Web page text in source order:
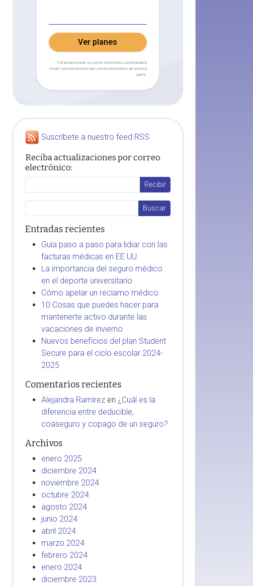
Ver planes
† Al proporcionar su correo electrónico, usted acepta
recibir comunicaciones por correo electrónico de nuestra
parte.
Suscríbete a nuestro feed RSS
Reciba actualizaciones por correo
electrónico:
Entradas recientes
Guía paso a paso para lidiar con las
facturas médicas en EE.UU.
La importancia del seguro médico
en el deporte universitario
Cómo apelar un reclamo médico
10 Cosas que puedes hacer para
mantenerte activo durante las
vacaciones de invierno
Nuevos beneficios del plan Student
Secure para el ciclo escolar 2024-
2025
Comentarios recientes
Alejandra Ramirezen ¿Cuál es la
diferencia entre deducible,
coaseguro y copago de un seguro?
Archivos
enero 2025
diciembre 2024
noviembre 2024
octubre 2024
agosto 2024
junio 2024
abril 2024
marzo 2024
febrero 2024
enero 2024
diciembre 2023